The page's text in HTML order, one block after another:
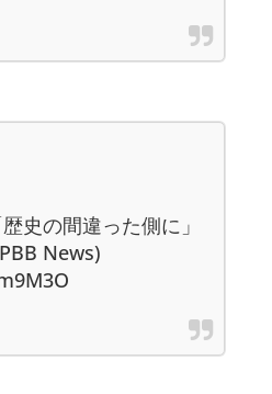
史の間違った側に」
News)